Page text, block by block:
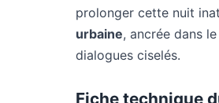
prolonger cette nuit
urbaine, ancrée dans
dialogues ciselés.
Fiche technique